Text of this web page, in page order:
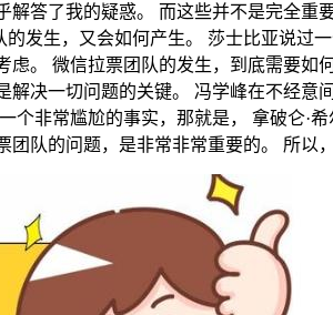
答了我的疑惑。 而这些并不是完全
发生，又会如何产生。 莎士比亚说
。 微信拉票团队的发生，到底需要
决一切问题的关键。 冯学峰在不经
个非常尴尬的事实，那就是， 拿破仑·
队的问题，是非常非常重要的。 所